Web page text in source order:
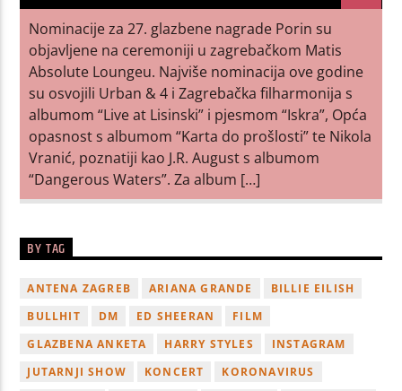
Nominacije za 27. glazbene nagrade Porin su
objavljene na ceremoniji u zagrebačkom Matis
Absolute Loungeu. Najviše nominacija ove godine
su osvojili Urban & 4 i Zagrebačka filharmonija s
albumom “Live at Lisinski” i pjesmom “Iskra”, Opća
opasnost s albumom “Karta do prošlosti” te Nikola
Vranić, poznatiji kao J.R. August s albumom
“Dangerous Waters”. Za album […]
BY TAG
ANTENA ZAGREB ARIANA GRANDE
BILLIE EILISH
BULLHIT
DM ED SHEERAN
FILM
GLAZBENA ANKETA
HARRY STYLES
INSTAGRAM
JUTARNJI SHOW
KONCERT
KORONAVIRUS